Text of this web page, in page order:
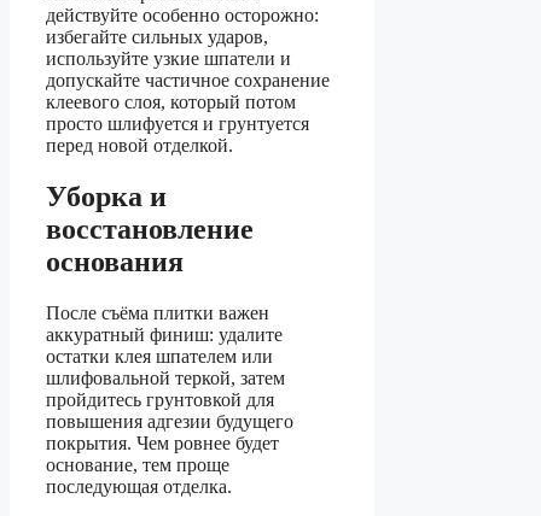
действуйте особенно осторожно:
избегайте сильных ударов,
используйте узкие шпатели и
допускайте частичное сохранение
клеевого слоя, который потом
просто шлифуется и грунтуется
перед новой отделкой.
Уборка и
восстановление
основания
После съёма плитки важен
аккуратный финиш: удалите
остатки клея шпателем или
шлифовальной теркой, затем
пройдитесь грунтовкой для
повышения адгезии будущего
покрытия. Чем ровнее будет
основание, тем проще
последующая отделка.